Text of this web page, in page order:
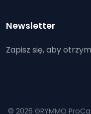
Newsletter
Zapisz się, aby
© 2026 GRYMMO